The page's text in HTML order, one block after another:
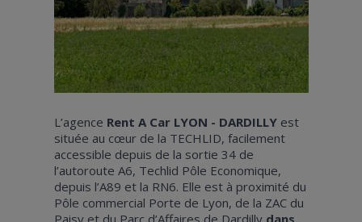
L’agence Rent A Car LYON - DARDILLYest
située au cœur de la TECHLID, facilement
accessible depuis de la sortie 34 de
l’autoroute A6, Techlid Pôle Economique,
depuis l’A89 et la RN6. Elle est à proximité du
Pôle commercial Porte de Lyon, de la ZAC du
Paisy et du Parc d’Affaires de Dardilly dans